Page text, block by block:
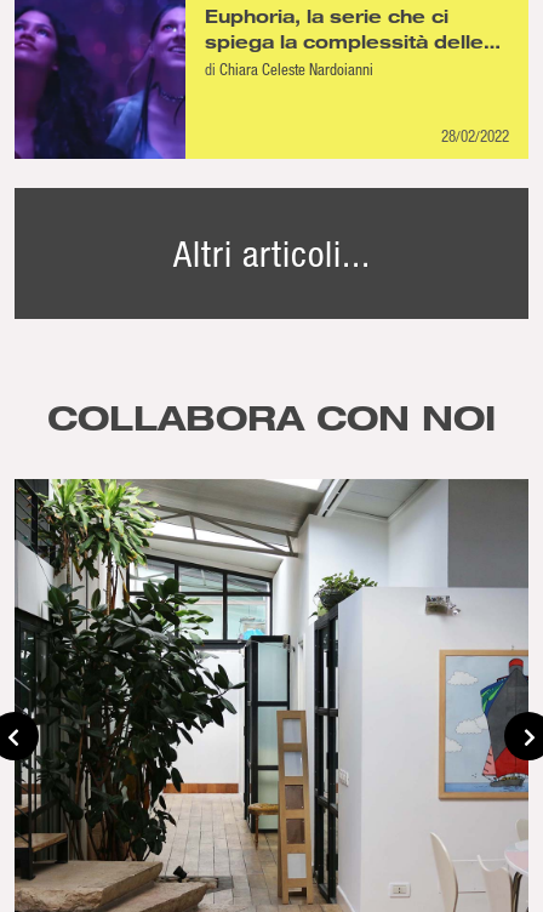
Euphoria, la serie che ci
spiega la complessità delle
nuove generazioni
diChiara Celeste Nardoianni
28/02/2022
Altri articoli...
COLLABORA CON NOI